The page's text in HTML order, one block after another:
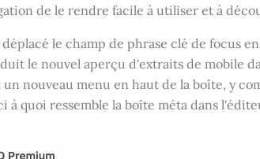
de le rendre facile à utiliser et à
le champ de phrase clé de focus
le nouvel aperçu d'extraits de mobile
nouveau menu en haut de la boîte, y
à quoi ressemble la boîte méta dans